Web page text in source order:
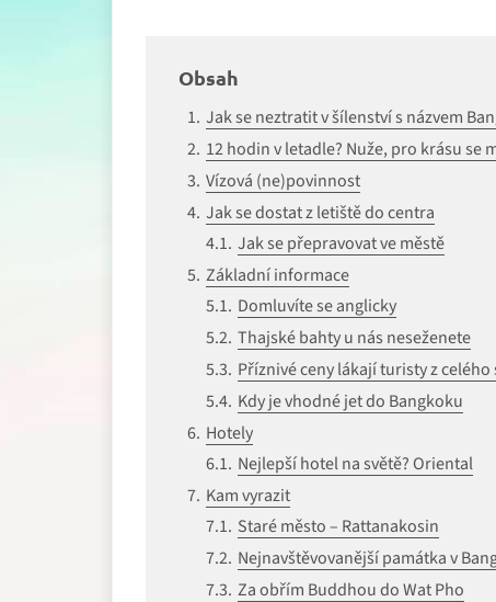
Obsah
Jak se neztratit v šílenství s názvem
12 hodin v letadle? Nuže, pro krásu se
Vízová (ne)povinnost
Jak se dostat z letiště do centra
Jak se přepravovat ve městě
Základní informace
Domluvíte se anglicky
Thajské bahty u nás neseženete
Příznivé ceny lákají turisty z celého
Kdy je vhodné jet do Bangkoku
Hotely
Nejlepší hotel na světě? Oriental
Kam vyrazit
Staré město – Rattanakosin
Nejnavštěvovanější památka v
Za obřím Buddhou do Wat Pho